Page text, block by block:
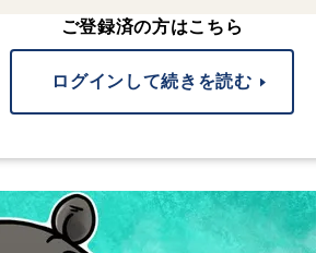
ご登録済の方はこちら
ログインして続きを読む